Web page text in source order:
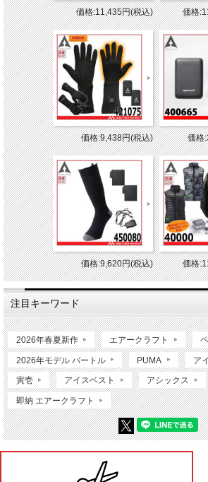
価格:11,435円(税込) 価格
価格:9,438円(税込) 価格
価格:9,620円(税込) 価格
注目キーワード
2026年春夏新作 エアークラフト
2026年モデル バートル PUMA ア
寅壱 アイスベスト アシックス
即納 エアークラフト